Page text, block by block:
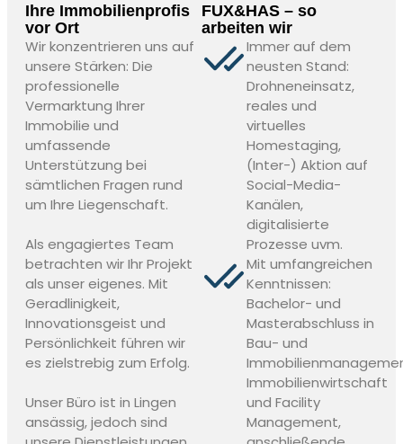
Ihre Immobilienprofis
vor Ort
Wir konzentrieren uns auf
unsere Stärken: Die
professionelle
Vermarktung Ihrer
Immobilie und
umfassende
Unterstützung bei
sämtlichen Fragen rund
um Ihre Liegenschaft.
Als engagiertes Team
betrachten wir Ihr Projekt
als unser eigenes. Mit
Geradlinigkeit,
Innovationsgeist und
Persönlichkeit führen wir
es zielstrebig zum Erfolg.
Unser Büro ist in Lingen
ansässig, jedoch sind
FUX&HAS – so
arbeiten wir
Immer auf dem
neusten Stand:
Drohneneinsatz,
reales und
virtuelles
Homestaging,
(Inter-) Aktion auf
Social-Media-
Kanälen,
digitalisierte
Prozesse uvm.
Mit umfangreichen
Kenntnissen:
Bachelor- und
Masterabschluss in
Bau- und
Immobilienwirtschaft
und Facility
Management,